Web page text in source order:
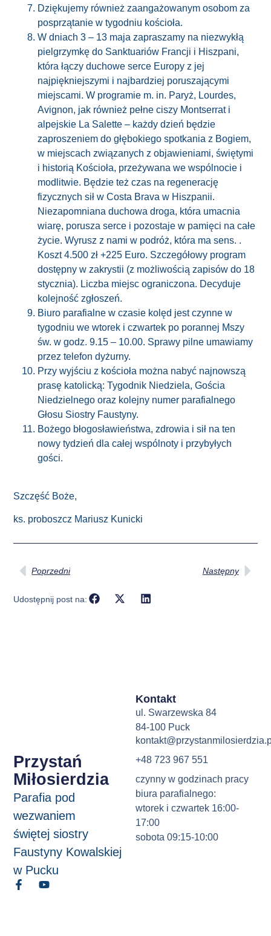
Dziękujemy również zaangażowanym osobom za
posprzątanie w tygodniu kościoła.
W dniach 3 – 13 maja zapraszamy na niezwykłą
pielgrzymkę do Sanktuariów Francji i Hiszpani,
która łączy duchowe serce Europy z jej
najpiękniejszymi i najbardziej poruszającymi
miejscami. W programie m. in. Paryż, Lourdes,
Avignon, jak również pełne ciszy Montserrat i
alpejskie La Salette – każdy dzień będzie
zaproszeniem do głębokiego spotkania z Bogiem,
w miejscach związanych z objawieniami, świętymi
i historią Kościoła, przeżywana we wspólnocie i
modlitwie. Będzie też czas na regenerację
fizycznych sił w Costa Brava w Hiszpanii.
Niezapomniana duchowa droga, która umacnia
wiarę, porusza serce i pozostaje w pamięci na całe
życie. Wyrusz z nami w podróż, która ma sens. .
Koszt 4.500 zł +225 Euro. Szczegółowy program
dostępny w zakrystii (z możliwością zapisów do 18
stycznia). Liczba miejsc ograniczona. Decyduje
kolejność zgłoszeń.
Biuro parafialne w czasie kolęd jest czynne w
tygodniu we wtorek i czwartek po porannej Mszy
św. w godz. 9.15 – 10.00. Sprawy pilne umawiamy
przez telefon dyżurny.
Przy wyjściu z kościoła można nabyć najnowszą
prasę katolicką: Tygodnik Niedziela, Gościa
Niedzielnego oraz kolejny numer parafialnego
Głosu Siostry Faustyny.
Bożego błogosławieństwa, zdrowia i sił na ten
nowy tydzień dla całej wspólnoty i przybyłych
gości.
Szczęść Boże,
ks. proboszcz Mariusz Kunicki
Poprzedni Następny
Udostępnij post na:
Przystań
Miłosierdzia
Parafia pod
wezwaniem
świętej siostry
Faustyny Kowalskiej
w Pucku
Kontakt
ul. Swarzewska 84
84-100 Puck
+48 723 967 551
czynny w godzinach pracy
biura parafialnego:
wtorek i czwartek 16:00-
17:00
sobota 09:15-10:00